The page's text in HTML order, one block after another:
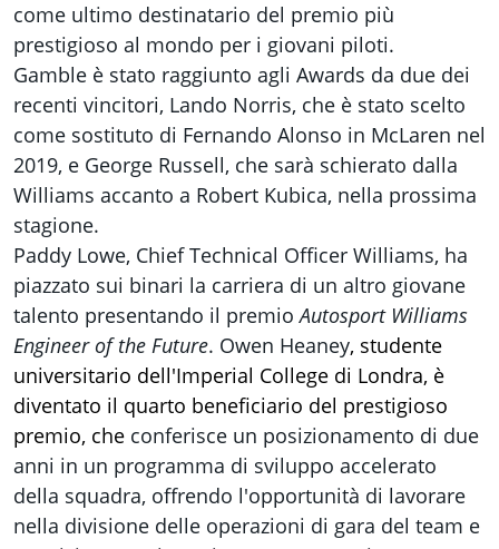
come ultimo destinatario del premio più
prestigioso al mondo per i giovani piloti.
Gamble è stato raggiunto agli Awards da due dei
recenti vincitori, Lando Norris, che è stato scelto
come sostituto di Fernando Alonso in McLaren nel
2019, e George Russell, che sarà schierato dalla
Williams accanto a Robert Kubica, nella prossima
stagione.
Paddy Lowe, Chief Technical Officer Williams, ha
piazzato sui binari la carriera di un altro giovane
talento presentando il premioAutosport Williams
Engineer of the Future. Owen Heaney, studente
universitario dell'Imperial College di Londra, è
diventato il quarto beneficiario del prestigioso
premio, che conferisce un posizionamento di due
anni in un programma di sviluppo accelerato
della squadra, offrendo l'opportunità di lavorare
nella divisione delle operazioni di gara del team e